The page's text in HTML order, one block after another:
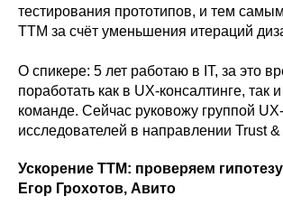
тестирования прототипов, и тем
TTМ за счёт уменьшения итераций
О спикере: 5 лет работаю в IT, за это
поработать как в UX-консалтинге, так
команде. Сейчас руковожу группой UX-
исследователей в направлении Trust
Ускорение ТТМ: проверяем
Егор Грохотов, Авито